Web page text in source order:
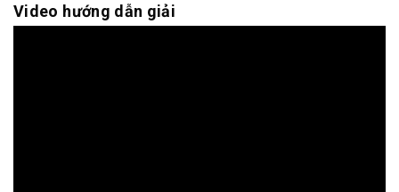
Video hướng dẫn giải